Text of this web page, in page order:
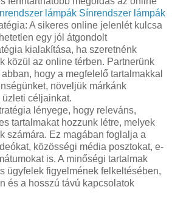
lámpák Sínrendszer lámpák
A sikeres online jelenlét kulcsa
egy jól átgondolt
kialakítása, ha szeretnénk
közül az online térben. Partnerünk
hogy a megfelelő tartalmakkal
növeljük márkánk
céljainkat.
lényege, hogy releváns,
tartalmakat hozzunk létre, melyek
számára. Ez magában foglalja a
közösségi média posztokat, e-
is. A minőségi tartalmak
ügyfelek figyelmének felkeltésében,
és a hosszú távú kapcsolatok